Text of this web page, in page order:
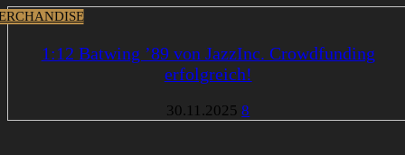
1:12 Batwing ’89 von JazzInc. Crowdfunding
erfolgreich!
30.11.2025 8